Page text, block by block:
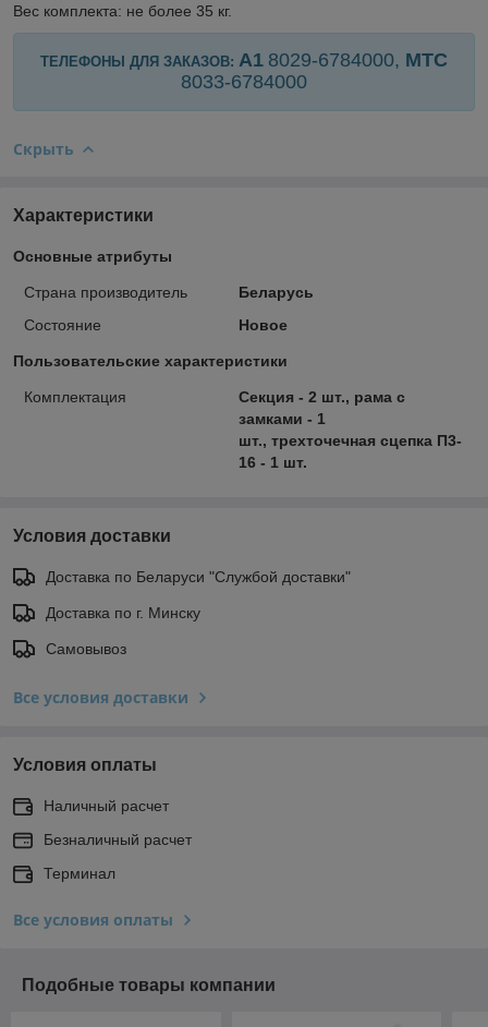
Вес комплекта: не более 35 кг.
ТЕЛЕФОНЫ ДЛЯ ЗАКАЗОВ: А1 8029-6784000, МТС
8033-6784000
Скрыть
Характеристики
Основные атрибуты
Страна производитель
Беларусь
Состояние
Новое
Пользовательские характеристики
Комплектация
Секция - 2 шт., рама с
замками - 1
шт., трехточечная сцепка П3-
16 - 1 шт.
Условия доставки
Доставка по Беларуси "Службой доставки"
Доставка по г. Минску
Самовывоз
Все условия доставки
Условия оплаты
Наличный расчет
Безналичный расчет
Терминал
Все условия оплаты
Подобные товары компании